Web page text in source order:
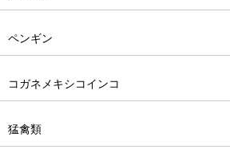
ペンギン
コガネメキシコインコ
猛禽類